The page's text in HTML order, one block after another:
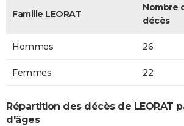
Famille LEORAT
Nombre
décès
Hommes 26
Femmes 22
Répartition des décès de LEORAT
d'âges